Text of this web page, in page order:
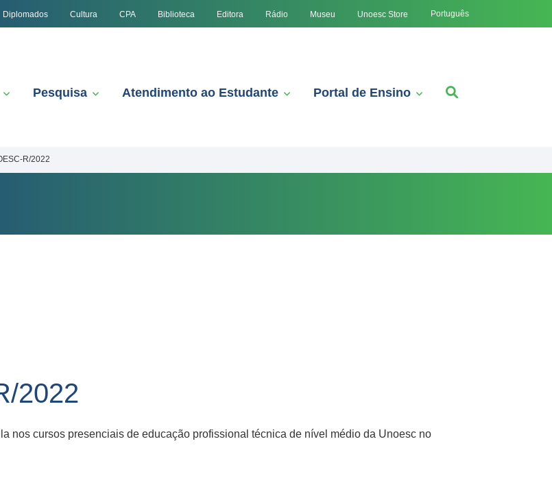
Diplomados Cultura CPA Biblioteca Editora Rádio Museu Unoesc Store Português
Pesquisa Atendimento ao Estudante Portal de Ensino
R/2022
2022
nos cursos presenciais de educação profissional técnica de nível médio da Unoesc no